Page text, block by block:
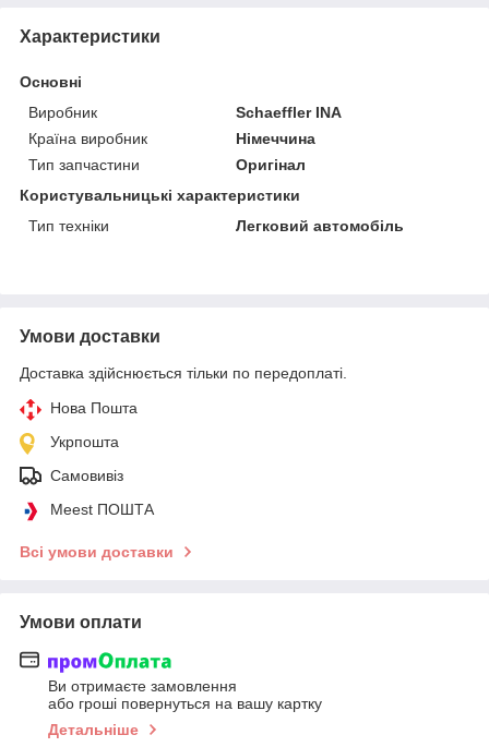
Характеристики
Основні
Виробник
Schaeffler INA
Країна виробник
Німеччина
Тип запчастини
Оригінал
Користувальницькі характеристики
Тип техніки
Легковий автомобіль
Умови доставки
Доставка здійснюється тільки по передоплаті.
Нова Пошта
Укрпошта
Самовивіз
Meest ПОШТА
Всі умови доставки
Умови оплати
Ви отримаєте замовлення
або гроші повернуться на вашу картку
Детальніше